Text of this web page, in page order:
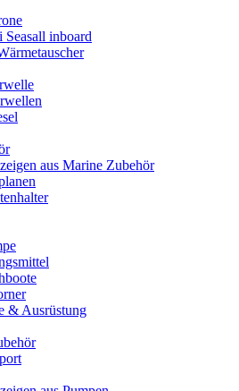
Seasall inboard
aus Marine Zubehör
& Ausrüstung